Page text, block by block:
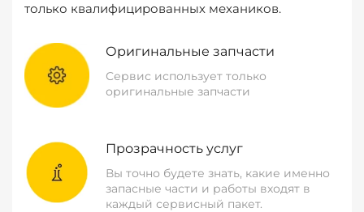
только квалифицированных механиков.
Оригинальные запчасти
Сервис использует только
оригинальные запчасти
Прозрачность услуг
Вы точно будете знать, какие именно
запасные части и работы входят в
каждый сервисный пакет.